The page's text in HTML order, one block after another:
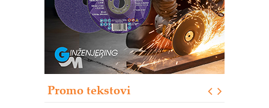
Promo tekstovi
Bezbednost na prvom mestu!
IB BLUMENAUER - više od 40 godina
poverenja u industriji
RMQ-TITAN ADVANCED INDICATOR
– Pametna signalizacija za efikasnije
upravljanje mašinama
Mitutoyo Crysta-Apex V PLUS: Nova